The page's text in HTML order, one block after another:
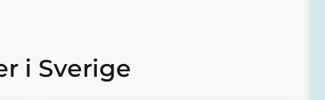
i Sverige